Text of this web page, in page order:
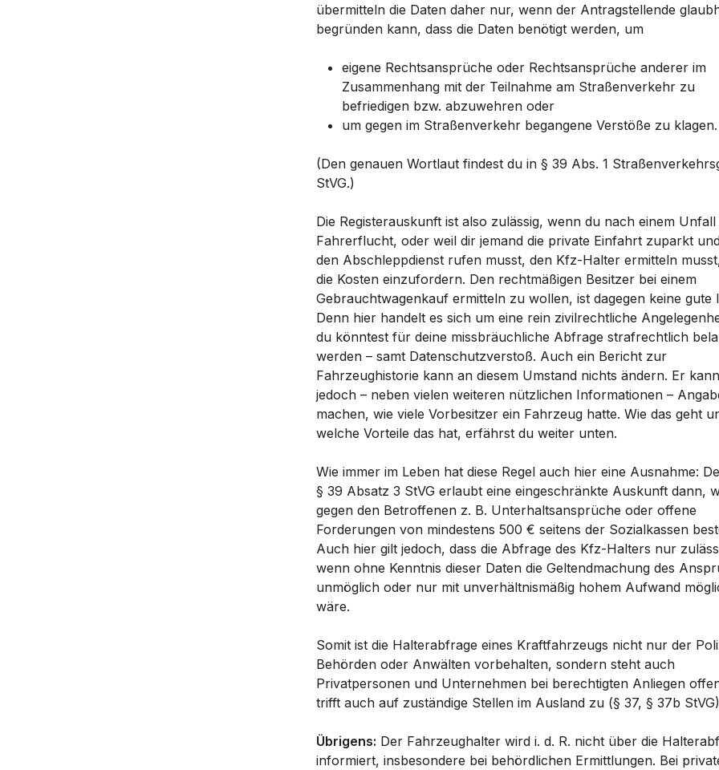
übermitteln die Daten daher nur, wenn der Antragstellende
begründen kann, dass die Daten benötigt werden, um
eigene Rechtsansprüche oder Rechtsansprüche anderer im
Zusammenhang mit der Teilnahme am Straßenverkehr zu
befriedigen bzw. abzuwehren oder
um gegen im Straßenverkehr begangene Verstöße zu klagen.
(Den genauen Wortlaut findest du in § 39 Abs. 1
StVG.)
Die Registerauskunft ist also zulässig, wenn du nach einem Unfall
Fahrerflucht, oder weil dir jemand die private Einfahrt zuparkt
den Abschleppdienst rufen musst, den Kfz-Halter ermitteln
die Kosten einzufordern. Den rechtmäßigen Besitzer bei einem
Gebrauchtwagenkauf ermitteln zu wollen, ist dagegen keine gute
Denn hier handelt es sich um eine rein zivilrechtliche
du könntest für deine missbräuchliche Abfrage strafrechtlich
werden – samt Datenschutzverstoß. Auch ein Bericht zur
Fahrzeughistorie kann an diesem Umstand nichts ändern. Er kann
jedoch – neben vielen weiteren nützlichen Informationen –
machen, wie viele Vorbesitzer ein Fahrzeug hatte. Wie das geht
welche Vorteile das hat, erfährst du weiter unten.
Wie immer im Leben hat diese Regel auch hier eine Ausnahme:
§ 39 Absatz 3 StVG erlaubt eine eingeschränkte Auskunft dann,
gegen den Betroffenen z. B. Unterhaltsansprüche oder offene
Forderungen von mindestens 500 € seitens der Sozialkassen
Auch hier gilt jedoch, dass die Abfrage des Kfz-Halters nur
wenn ohne Kenntnis dieser Daten die Geltendmachung des
unmöglich oder nur mit unverhältnismäßig hohem Aufwand
wäre.
Somit ist die Halterabfrage eines Kraftfahrzeugs nicht nur der
Behörden oder Anwälten vorbehalten, sondern steht auch
Privatpersonen und Unternehmen bei berechtigten Anliegen
trifft auch auf zuständige Stellen im Ausland zu (§ 37, § 37b
Übrigens: Der Fahrzeughalter wird i. d. R. nicht über die
informiert, insbesondere bei behördlichen Ermittlungen. Bei